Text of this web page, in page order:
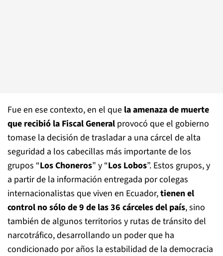
Fue en ese contexto, en el que la amenaza de muerte
que recibió la Fiscal General provocó que el gobierno
tomase la decisión de trasladar a una cárcel de alta
seguridad a los cabecillas más importante de los
grupos “Los Choneros” y “Los Lobos”. Estos grupos, y
a partir de la información entregada por colegas
internacionalistas que viven en Ecuador,tienen el
control no sólo de 9 de las 36 cárceles del país, sino
también de algunos territorios y rutas de tránsito del
narcotráfico, desarrollando un poder que ha
condicionado por años la estabilidad de la democracia